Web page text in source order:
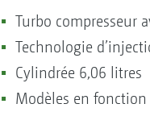
Turbo compresseur
Technologie
Cylindrée 6,06 litres
Modèles en